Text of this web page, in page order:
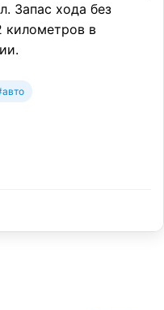
Запас хода без
километров в